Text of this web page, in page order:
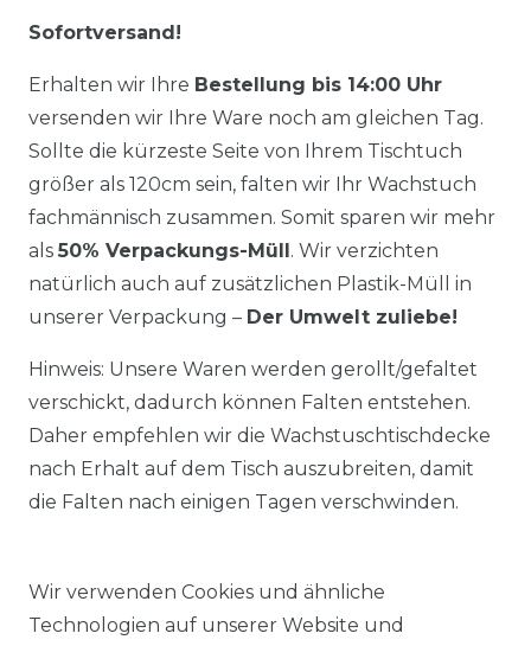
Sofortversand!
Erhalten wir Ihre Bestellung bis 14:00 Uhr
versenden wir Ihre Ware noch am gleichen Tag.
Sollte die kürzeste Seite von Ihrem Tischtuch
größer als 120cm sein, falten wir Ihr Wachstuch
fachmännisch zusammen. Somit sparen wir mehr
als 50% Verpackungs-Müll. Wir verzichten
natürlich auch auf zusätzlichen Plastik-Müll in
unserer Verpackung – Der Umwelt zuliebe!
Hinweis: Unsere Waren werden gerollt/gefaltet
verschickt, dadurch können Falten entstehen.
Daher empfehlen wir die Wachstuschtischdecke
nach Erhalt auf dem Tisch auszubreiten, damit
die Falten nach einigen Tagen verschwinden.
Wir verwenden Cookies und ähnliche
Technologien auf unserer Website und